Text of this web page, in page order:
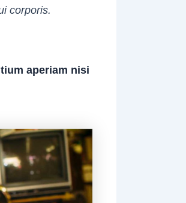
corporis.
aperiam nisi